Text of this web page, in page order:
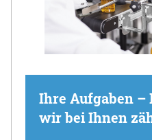
Ihre Aufgaben –
wir bei Ihnen